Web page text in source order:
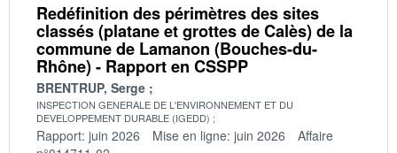
Redéfinition des périmètres des sites
classés (platane et grottes de Calès) de la
commune de Lamanon (Bouches-du-
Rhône) - Rapport en CSSPP
BRENTRUP, Serge
INSPECTION GENERALE DE L'ENVIRONNEMENT ET DU
DEVELOPPEMENT DURABLE (IGEDD)
Rapport: juin 2026 Mise en ligne: juin 2026
Affaire